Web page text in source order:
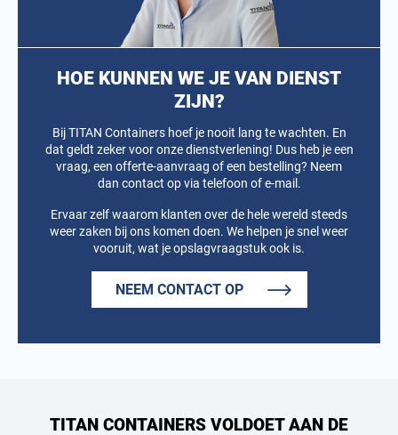
HOE KUNNEN WE JE VAN DIENST
ZIJN?
Bij TITAN Containers hoef je nooit lang te wachten. En
dat geldt zeker voor onze dienstverlening! Dus heb je een
vraag, een offerte-aanvraag of een bestelling? Neem
dan contact op via telefoon of e-mail.
Ervaar zelf waarom klanten over de hele wereld steeds
weer zaken bij ons komen doen. We helpen je snel weer
vooruit, wat je opslagvraagstuk ook is.
NEEM CONTACT OP
TITAN CONTAINERS VOLDOET AAN DE